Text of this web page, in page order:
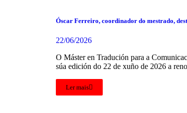
Óscar Ferreiro, coordinador do mestrado,
22/06/2026
O Máster en Tradución para a
súa edición do 22 de xuño de 2026 a
Ler mais